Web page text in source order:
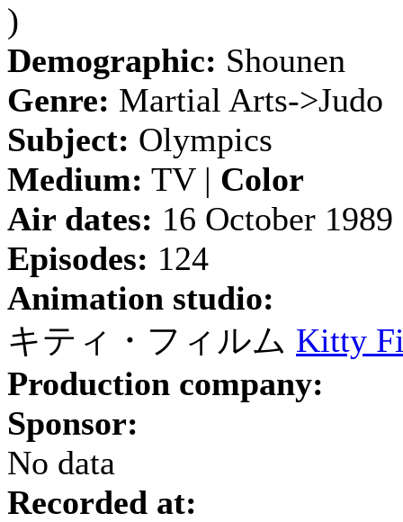
)
Demographic: Shounen
Genre: Martial Arts->Judo
Subject: Olympics
Medium: TV | Color
Air dates: 16 October
Episodes: 124
Animation studio:
キティ・フィルム Kitty
Production company:
Sponsor:
No data
Recorded at: